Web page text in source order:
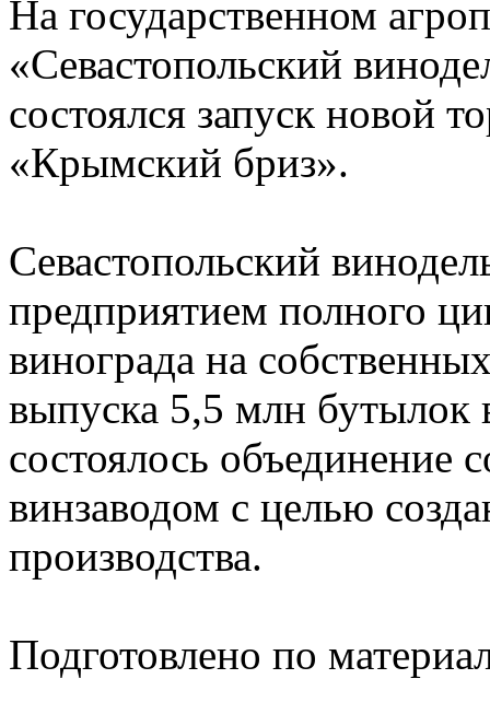
На государственном
«Севастопольский
состоялся запуск новой
«Крымский бриз».
Севастопольский
предприятием полного
винограда на
выпуска 5,5 млн бутылок
состоялось
винзаводом с целью
производства.
Подготовлено по